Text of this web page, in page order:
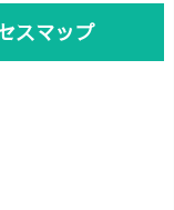
スマップ